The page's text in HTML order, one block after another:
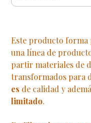
Este producto
una línea de
partir materiales de
transformados para
es de calidad y
limitado.